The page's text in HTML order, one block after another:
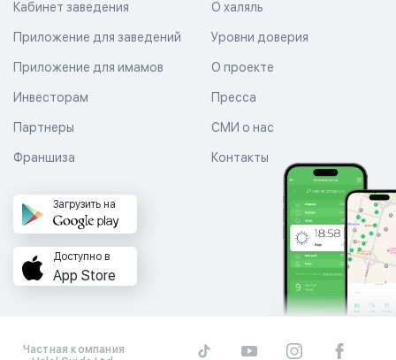
О халяль
Уровни доверия
Кабинет заведения
Приложение для заведений
Приложение для имамов О проекте
Пресса
СМИ о нас
Контакты
Инвесторам
Партнеры
Франшиза
Загрузить на
Доступно в
App Store
Частная компания